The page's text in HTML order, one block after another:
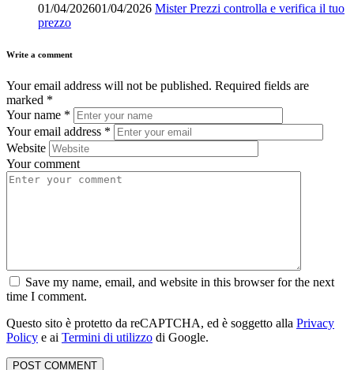
01/04/202601/04/2026 Mister Prezzi controlla e verifica il tuo
prezzo
Write a comment
Your email address will not be published. Required fields are
marked *
Your name *
Your email address *
Website
Your comment
Save my name, email, and website in this browser for the next
time I comment.
Questo sito è protetto da reCAPTCHA, ed è soggetto alla Privacy
Policy e ai Termini di utilizzo di Google.